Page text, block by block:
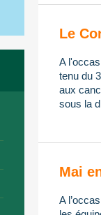
Le
A
tenu du
aux
sous la
Mai
A